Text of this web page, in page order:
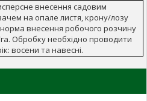
внесення садовим
на опале листя, крону/лозу
внесення робочого розчину
га. Обробку необхідно проводити
восени та навесні.